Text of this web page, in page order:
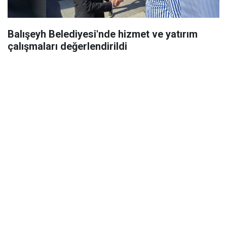
Balışeyh Belediyesi'nde hizmet ve yatırım
çalışmaları değerlendirildi